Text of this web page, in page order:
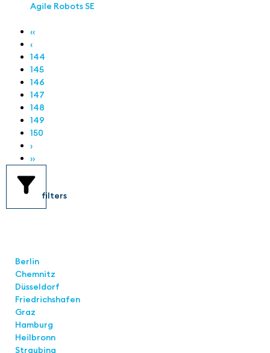
Agile Robots SE
‹‹
‹
144
145
146
147
148
149
150
›
››
filters
Berlin
Chemnitz
Düsseldorf
Friedrichshafen
Graz
Hamburg
Heilbronn
Straubing